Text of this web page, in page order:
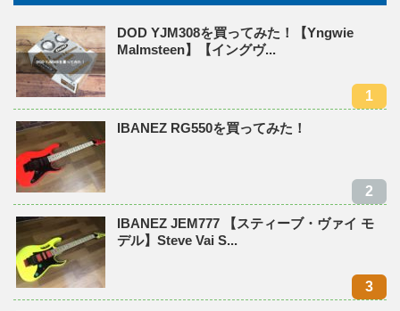
DOD YJM308を買ってみた！【Yngwie
Malmsteen】【イングヴ...
IBANEZ RG550を買ってみた！
IBANEZ JEM777 【スティーブ・ヴァイ モ
デル】Steve Vai S...